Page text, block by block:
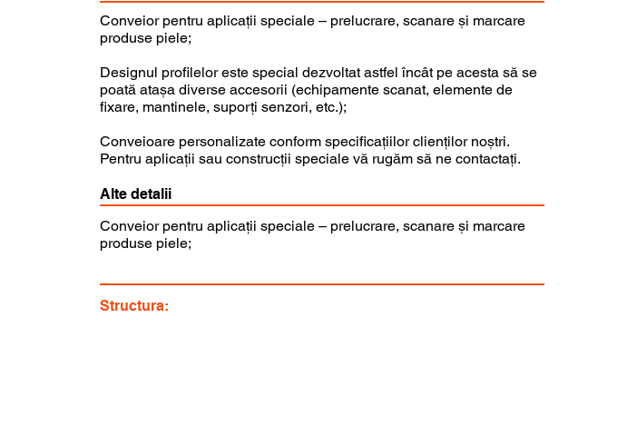
Conveior pentru aplicații speciale – prelucrare, scanare și marcare
produse piele;
Designul profilelor este special dezvoltat astfel încât pe acesta să se
poată atașa diverse accesorii (echipamente scanat, elemente de
fixare, mantinele, suporți senzori, etc.);
Conveioare personalizate conform specificațiilor clienților noștri.
Pentru aplicații sau construcții speciale vă rugăm să ne contactați.
Alte detalii
Conveior pentru aplicații speciale – prelucrare, scanare și marcare
produse piele;
Structura: